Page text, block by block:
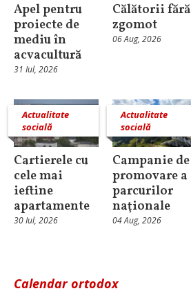
Apel pentru
proiecte de
mediu în
acvacultură
31 Iul, 2026
Călătorii fără
zgomot
06 Aug, 2026
Actualitate
socială
Cartierele cu
cele mai
ieftine
apartamente
30 Iul, 2026
Actualitate
socială
Campanie de
promovare a
parcurilor
naţionale
04 Aug, 2026
Calendar ortodox